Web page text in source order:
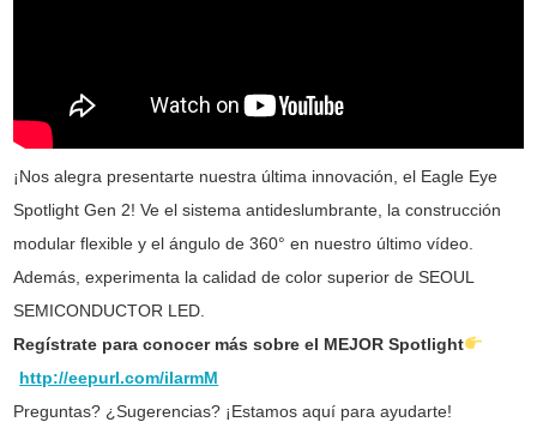
¡Nos alegra presentarte nuestra última innovación, el Eagle Eye
Spotlight Gen 2! Ve el sistema antideslumbrante, la construcción
modular flexible y el ángulo de 360° en nuestro último vídeo.
Además, experimenta la calidad de color superior de SEOUL
SEMICONDUCTOR LED.
Regístrate para conocer más sobre el MEJOR Spotlight
http://eepurl.com/iIarmM
Preguntas? ¿Sugerencias? ¡Estamos aquí para ayudarte!